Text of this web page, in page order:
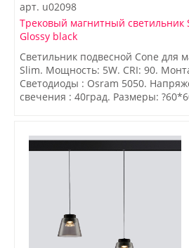
арт. u02098
Трековый магнитный светильник
Glossy black
Светильник подвесной Cone для
Slim. Мощность: 5W. CRI: 90.
Светодиоды : Osram 5050.
свечения : 40град. Размеры: